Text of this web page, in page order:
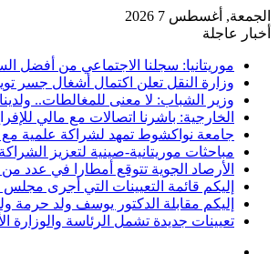
الجمعة, أغسطس 7 2026
أخبار عاجلة
موريتانيا: سجلنا الاجتماعي من أفضل
وزارة النقل تعلن اكتمال أشغال جسر
وزير الشباب: لا معنى للمغالطات.. ولدينا
الخارجية: باشرنا اتصالات مع مالي
جامعة نواكشوط تمهد لشراكة علمية مع
مباحثات موريتانية-صينية لتعزيز
الأرصاد الجوية تتوقع أمطارا في عدد من
إليكم قائمة التعيينات التي أجرى مجلس
إليكم مقابلة الدكتور يوسف ولد حرمة
تعيينات جديدة تشمل الرئاسة والوزارة